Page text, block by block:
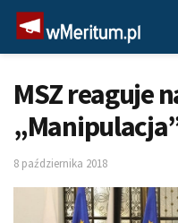
MSZ reaguje
8 października 2018